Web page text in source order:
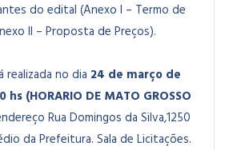
do edital (Anexo I – Termo de
II – Proposta de Preços).
realizada no dia 24 de março de
hs (HORARIO DE MATO GROSSO
Rua Domingos da Silva,1250
da Prefeitura. Sala de Licitações.